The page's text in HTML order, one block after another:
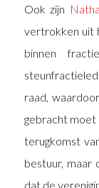
Ook zijn
vertrokken uit
binnen
raad,
gebracht moet
terugkomst
bestuur, maar
dat de